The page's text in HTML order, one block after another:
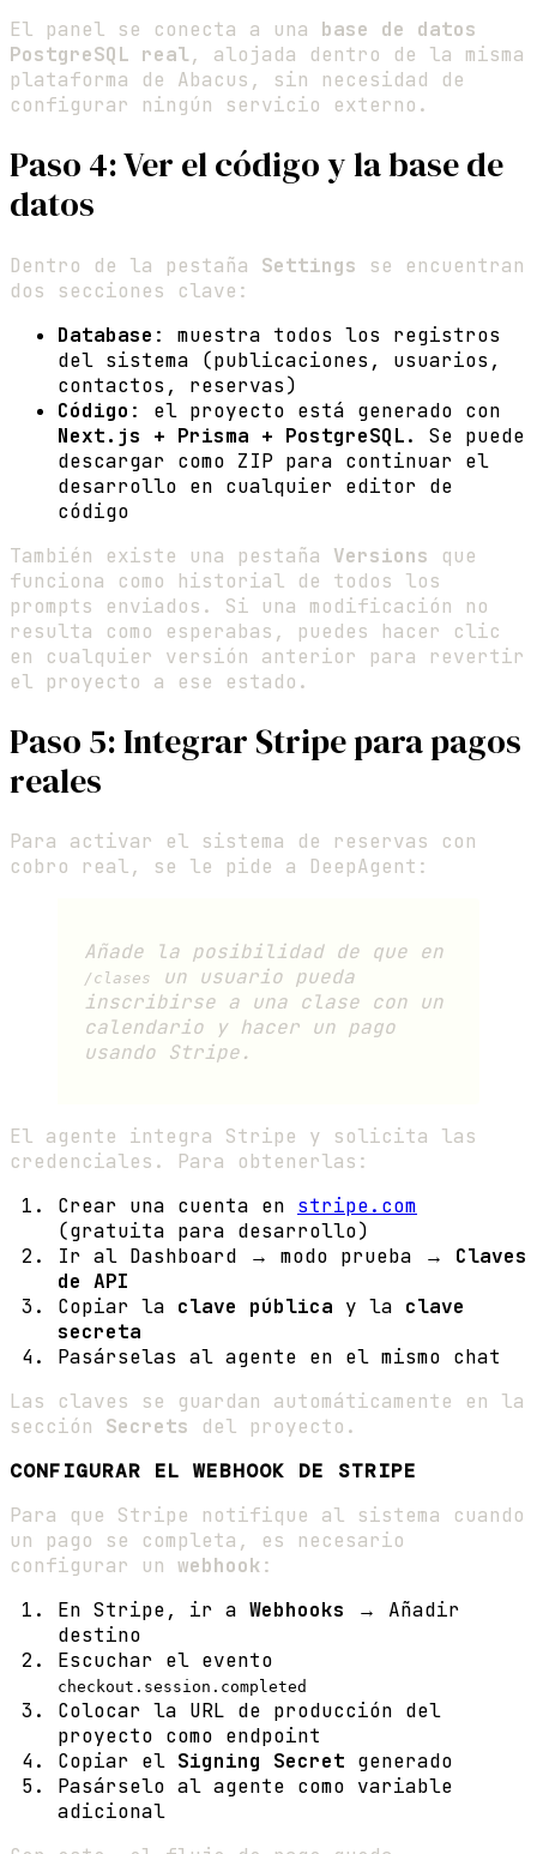
El panel se conecta a una base de datos
PostgreSQL real, alojada dentro de la misma
plataforma de Abacus, sin necesidad de
configurar ningún servicio externo.
Paso 4: Ver el código y la base de
datos
Dentro de la pestaña Settings se encuentran
dos secciones clave:
Database : muestra todos los registros
del sistema (publicaciones, usuarios,
contactos, reservas)
Código : el proyecto está generado con
Next.js + Prisma + PostgreSQL. Se puede
descargar como ZIP para continuar el
desarrollo en cualquier editor de
código
También existe una pestaña Versions que
funciona como historial de todos los
prompts enviados. Si una modificación no
resulta como esperabas, puedes hacer clic
en cualquier versión anterior para revertir
el proyecto a ese estado.
Paso 5: Integrar Stripe para pagos
reales
Para activar el sistema de reservas con
cobro real, se le pide a DeepAgent:
Añade la posibilidad de que en
/clases
un usuario pueda
inscribirse a una clase con un
calendario y hacer un pago
usando Stripe.
El agente integra Stripe y solicita las
credenciales. Para obtenerlas:
Crear una cuenta en stripe.com
(gratuita para desarrollo)
Ir al Dashboard → modo prueba → Claves
de API
Copiar la clave pública y la clave
secreta
Pasárselas al agente en el mismo chat
Las claves se guardan automáticamente en la
sección Secrets del proyecto.
CONFIGURAR EL WEBHOOK DE STRIPE
Para que Stripe notifique al sistema cuando
un pago se completa, es necesario
configurar un webhook:
En Stripe, ir a Webhooks → Añadir
destino
Escuchar el evento
checkout.session.completed
Colocar la URL de producción del
proyecto como endpoint
Copiar el Signing Secret generado
Pasárselo al agente como variable
adicional